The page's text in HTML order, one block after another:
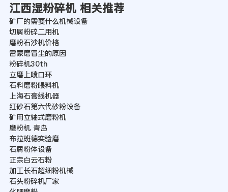
江西湿粉碎机 相关推荐
矿厂的需要什么机械设备
切屑粉碎二用机
磨粉石沙机价格
雷蒙磨冒尘的原因
粉碎机30th
立磨上喷口环
石料磨粉喂料机
上海石膏线机器
红砂石第六代砂粉设备
矿用立轴式磨粉机
磨粉机 青岛
布拉班德实验磨
石屑粉体设备
正宗白云石粉
加工长石超细粉机械
石头粉碎机厂家